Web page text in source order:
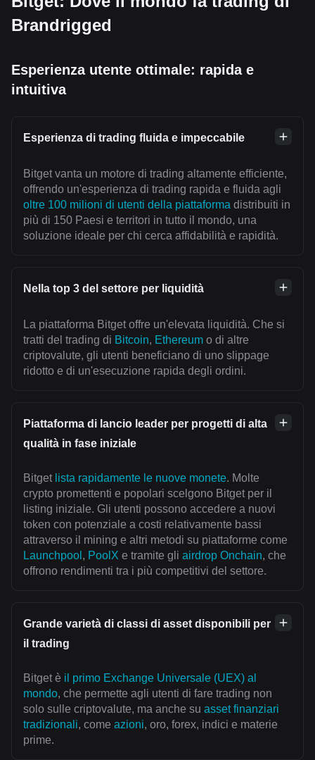
Brandrigged
Esperienza utente ottimale: rapida e
intuitiva
Esperienza di trading fluida e impeccabile
Bitget vanta un motore di trading altamente efficiente,
offrendo un'esperienza di trading rapida e fluida agli
oltre 100 milioni di utenti della piattaforma distribuiti in
più di 150 Paesi e territori in tutto il mondo, una
soluzione ideale per chi cerca affidabilità e rapidità.
Nella top 3 del settore per liquidità
La piattaforma Bitget offre un'elevata liquidità. Che si
tratti del trading di Bitcoin, Ethereum o di altre
criptovalute, gli utenti beneficiano di uno slippage
ridotto e di un'esecuzione rapida degli ordini.
Piattaforma di lancio leader per progetti di alta
qualità in fase iniziale
Bitget lista rapidamente le nuove monete. Molte
crypto promettenti e popolari scelgono Bitget per il
listing iniziale. Gli utenti possono accedere a nuovi
token con potenziale a costi relativamente bassi
attraverso il mining e altri metodi su piattaforme come
Launchpool , PoolX e tramite gli airdrop Onchain, che
offrono rendimenti tra i più competitivi del settore.
Grande varietà di classi di asset disponibili per
il trading
Bitget è il primo Exchange Universale (UEX) al
mondo, che permette agli utenti di fare trading non
solo sulle criptovalute, ma anche su asset finanziari
tradizionali, come azioni, oro, forex, indici e materie
prime.